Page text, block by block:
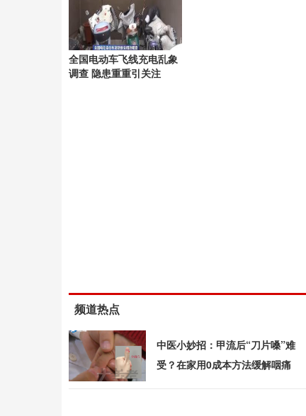
全国电动车飞线充电乱象
调查 隐患重重引关注
频道热点
中医小妙招：甲流后“刀片嗓”难
受？在家用0成本方法缓解咽痛